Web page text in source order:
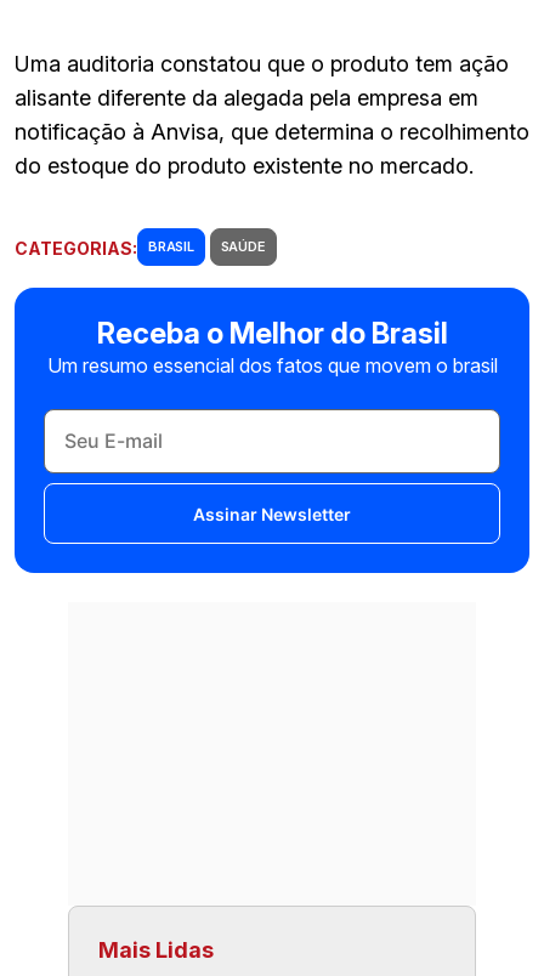
Uma auditoria constatou que o produto tem ação
alisante diferente da alegada pela empresa em
notificação à Anvisa, que determina o recolhimento
do estoque do produto existente no mercado.
CATEGORIAS: BRASIL SAÚDE
Receba o Melhor do Brasil
Um resumo essencial dos fatos que movem o brasil
Assinar Newsletter
Mais Lidas